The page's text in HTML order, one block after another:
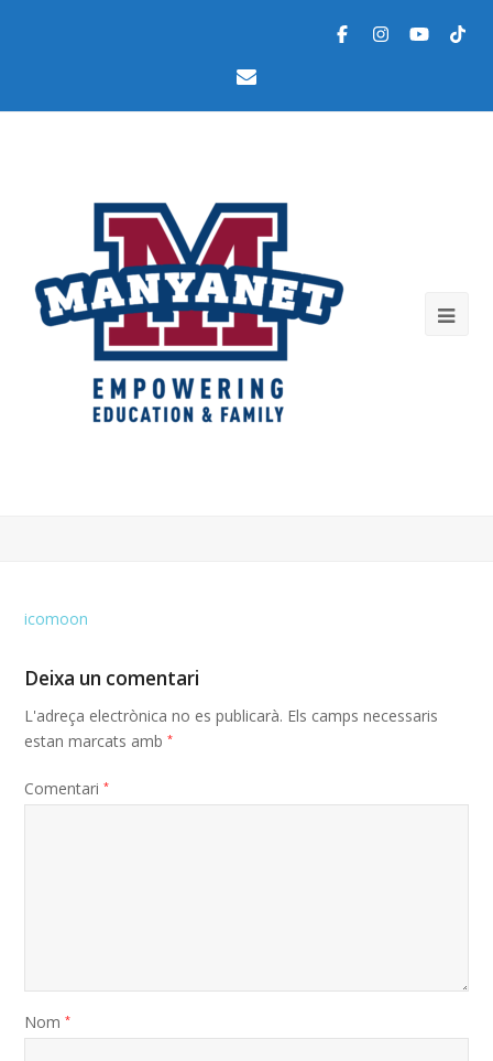
icomoon
Deixa un comentari
L'adreça electrònica no es publicarà. Els camps necessaris
estan marcats amb*
Comentari*
Nom*